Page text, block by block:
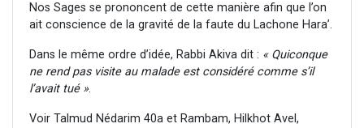
Nos Sages se prononcent de cette manière afin que l’on
ait conscience de la gravité de la faute du Lachone Hara’.
Dans le même ordre d’idée, Rabbi Akiva dit : « Quiconque
ne rend pas visite au malade est considéré comme s’il
l’avait tué ».
Voir Talmud Nédarim 40a et Rambam, Hilkhot Avel,